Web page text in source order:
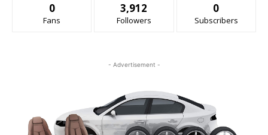
0
Fans
3,912
Followers
0
Subscribers
- Advertisement -